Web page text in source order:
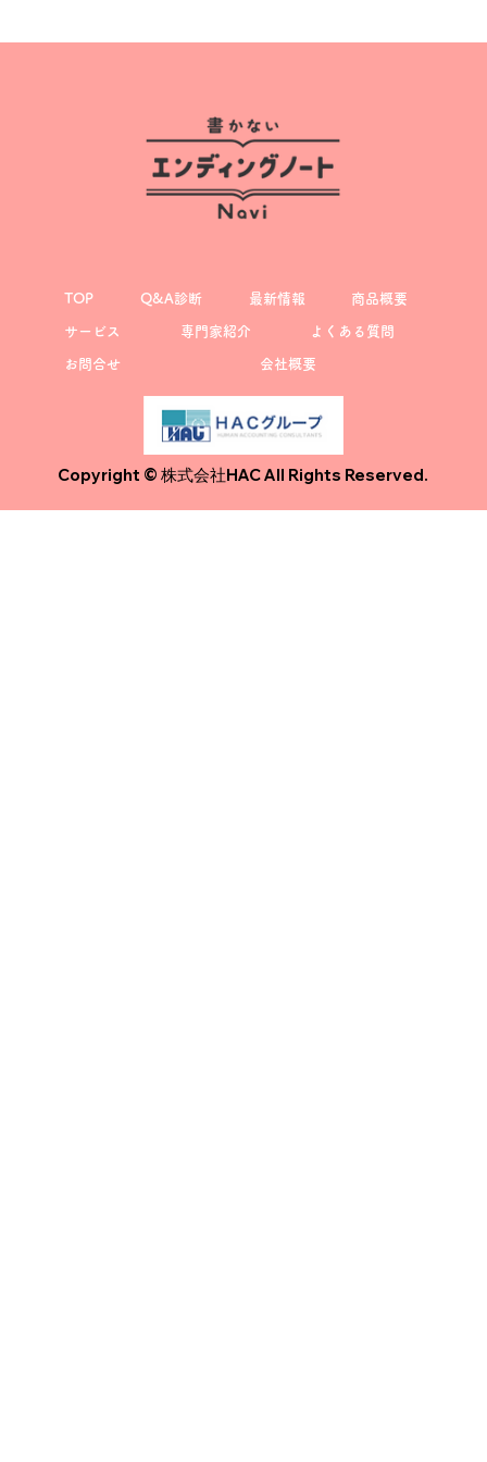
TOP Q&A診断 最新情報 商品概要
サービス 専門家紹介 よくある質問
お問合せ 会社概要
Copyright © 株式会社HAC All Rights Reserved.